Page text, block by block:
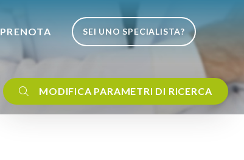
PRENOTA SEI UNO SPECIALISTA?
MODIFICA PARAMETRI DI RICERCA